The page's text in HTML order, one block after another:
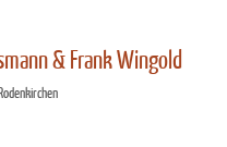
& Frank Wingold